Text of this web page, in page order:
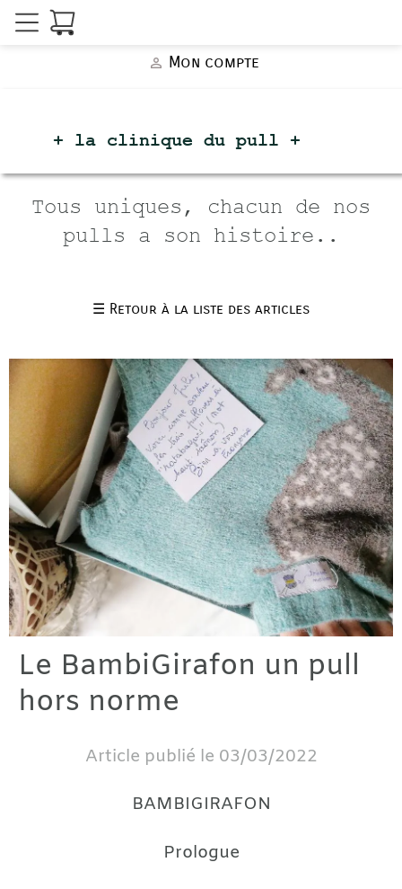
person_outline Mon compte
+ la clinique dupull +
Tous uniques, chacun de nos
pulls a son histoire..
☰ Retour à la liste des articles
Le BambiGirafon un pull
hors norme
Article publié le 03/03/2022
BAMBIGIRAFON
Prologue